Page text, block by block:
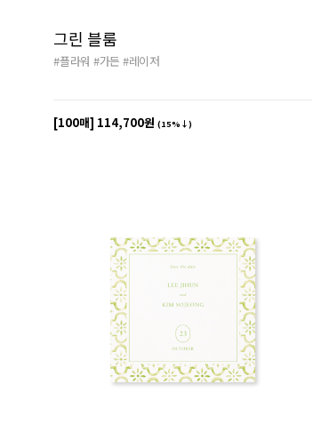
그린 블룸
#플라워 #가든 #레이저
[100매] 114,700원 (15%↓)